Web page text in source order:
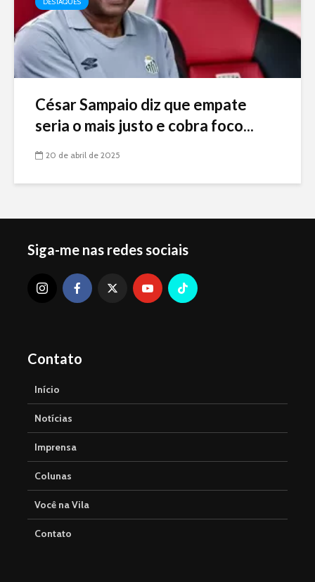
César Sampaio diz que empate
seria o mais justo e cobra foco...
20 de abril de 2025
Siga-me nas redes sociais
Contato
Início
Notícias
Imprensa
Colunas
Você na Vila
Contato